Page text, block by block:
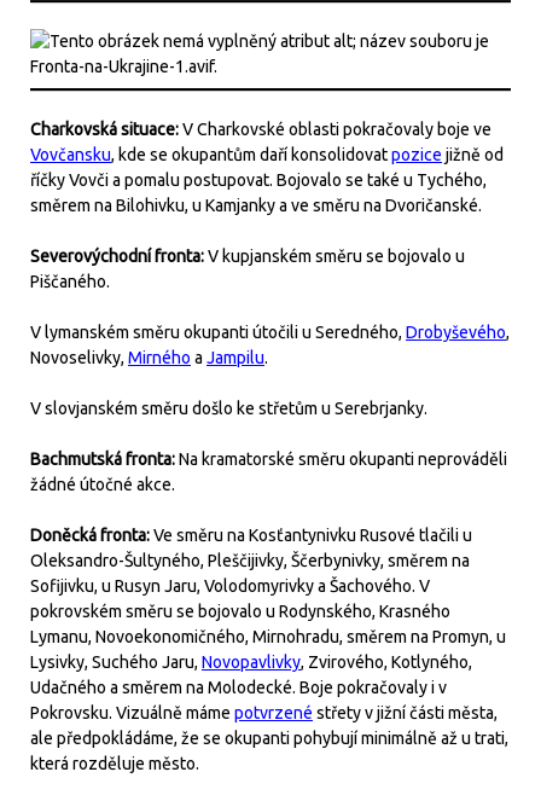
Charkovská situace:V Charkovské oblasti pokračovaly boje ve
Vovčansku, kde se okupantům daří konsolidovatpozice jižně od
říčky Vovči a pomalu postupovat. Bojovalo se také u Tychého,
směrem na Bilohivku, u Kamjanky a ve směru na Dvoričanské.
Severovýchodní fronta:V kupjanském směru se bojovalo u
Piščaného.
V lymanském směru okupanti útočili u Seredného, Drobyševého,
Novoselivky, Mirného a Jampilu.
V slovjanském směru došlo ke střetům u Serebrjanky.
Bachmutská fronta:Na kramatorské směru okupanti neprováděli
žádné útočné akce.
Doněcká fronta:Ve směru na Kosťantynivku Rusové tlačili u
Oleksandro-Šultyného, Pleščijivky, Ščerbynivky, směrem na
Sofijivku, u Rusyn Jaru, Volodomyrivky a Šachového. V
pokrovském směru se bojovalo u Rodynského, Krasného
Lymanu, Novoekonomičného, Mirnohradu, směrem na Promyn, u
Lysivky, Suchého Jaru, Novopavlivky, Zvirového, Kotlyného,
Udačného a směrem na Molodecké. Boje pokračovaly i v
Pokrovsku. Vizuálně máme potvrzené střety v jižní části města,
ale předpokládáme, že se okupanti pohybují minimálně až u trati,
která rozděluje město.